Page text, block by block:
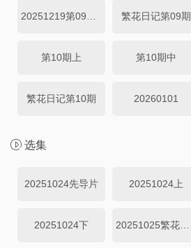
繁花日记第09期
第10期上 第10期中
繁花日记第10期 20260101
选集
20251024先导片 20251024上
20251024下 20251025繁花日记